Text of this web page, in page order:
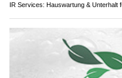
IR Services: Hauswartung & Unterhalt